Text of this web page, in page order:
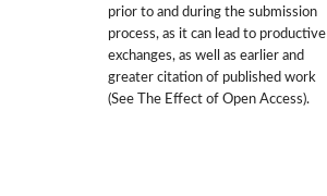
prior to and during the submission
process, as it can lead to productive
exchanges, as well as earlier and
greater citation of published work
(See The Effect of Open Access).